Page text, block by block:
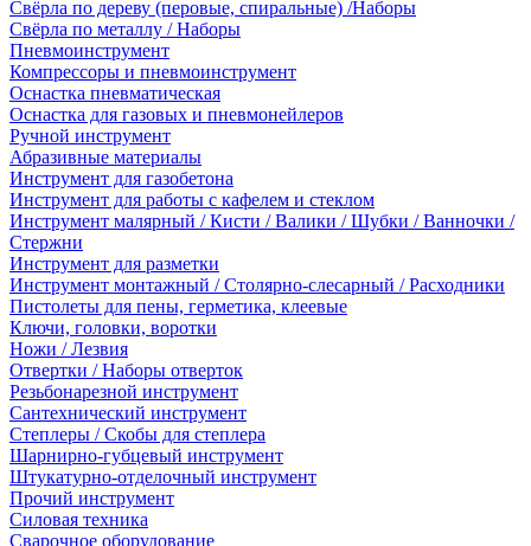
Свёрла по дереву (перовые, спиральные) /Наборы
Свёрла по металлу / Наборы
Пневмоинструмент
Компрессоры и пневмоинструмент
Оснастка пневматическая
Оснастка для газовых и пневмонейлеров
Ручной инструмент
Абразивные материалы
Инструмент для газобетона
Инструмент для работы с кафелем и стеклом
Инструмент малярный / Кисти / Валики / Шубки / Ванночки /
Стержни
Инструмент для разметки
Инструмент монтажный / Столярно-слесарный / Расходники
Пистолеты для пены, герметика, клеевые
Ключи, головки, воротки
Ножи / Лезвия
Отвертки / Наборы отверток
Резьбонарезной инструмент
Сантехнический инструмент
Степлеры / Скобы для степлера
Шарнирно-губцевый инструмент
Штукатурно-отделочный инструмент
Прочий инструмент
Силовая техника
Сварочное оборудование